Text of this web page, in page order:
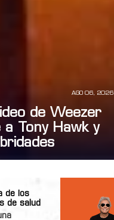
AGO 06, 2026
de Weezer
a Tony Hawk y
de los
de salud